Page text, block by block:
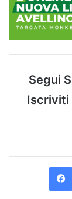
Segui
Iscriviti